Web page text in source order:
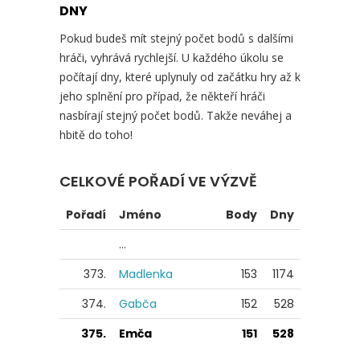
DNY
Pokud budeš mít stejný počet bodů s dalšími
hráči, vyhrává rychlejší. U každého úkolu se
počítají dny, které uplynuly od začátku hry až k
jeho splnění pro případ, že někteří hráči
nasbírají stejný počet bodů. Takže neváhej a
hbitě do toho!
CELKOVÉ POŘADÍ VE VÝZVĚ
Pořadí Jméno Body
Dny
...
373.
Madlenka 153
1174
374.
Gabča 152
528
375.
Emča 151 528